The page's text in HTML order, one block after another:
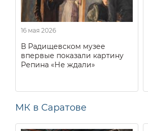
16 мая 2026
В Радищевском музее
впервые показали картину
Репина «Не ждали»
МК в Саратове